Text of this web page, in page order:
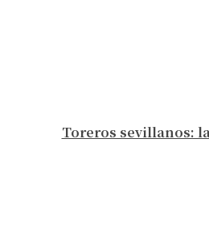
Toreros sevillanos: